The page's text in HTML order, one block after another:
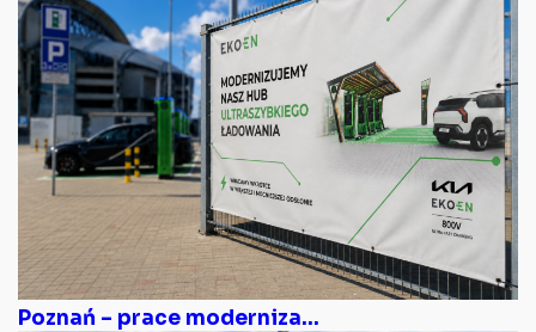
Poznań – prace moderniza...